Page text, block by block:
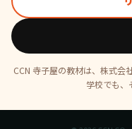
CCN 寺子屋の教材は、株式会
学校でも、